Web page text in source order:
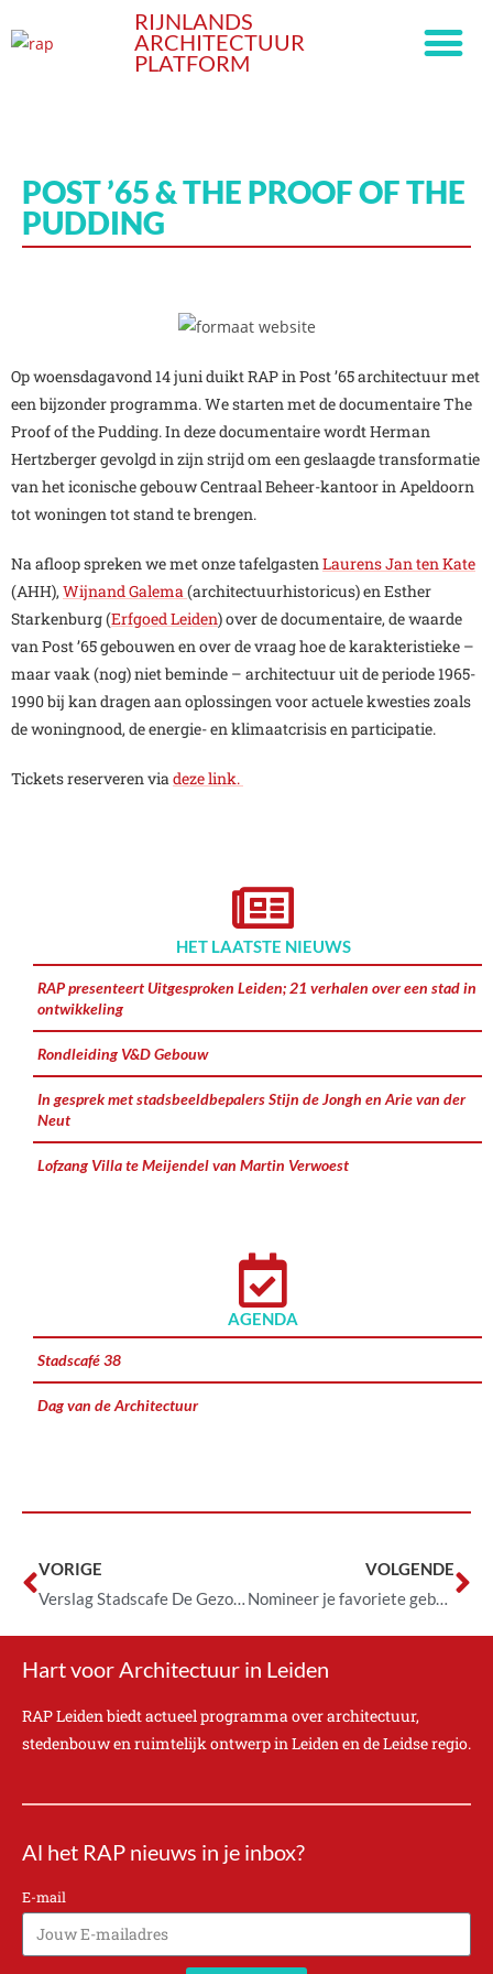
RIJNLANDS
ARCHITECTUUR
PLATFORM
POST ’65 & THE PROOF OF THE
PUDDING
Op woensdagavond 14 juni duikt RAP in Post ’65 architectuur met
een bijzonder programma. We starten met de documentaire The
Proof of the Pudding. In deze documentaire wordt Herman
Hertzberger gevolgd in zijn strijd om een geslaagde transformatie
van het iconische gebouw Centraal Beheer-kantoor in Apeldoorn
tot woningen tot stand te brengen.
Na afloop spreken we met onze tafelgasten Laurens Jan ten Kate
(AHH), Wijnand Galema (architectuurhistoricus) en Esther
Starkenburg (Erfgoed Leiden) over de documentaire, de waarde
van Post ’65 gebouwen en over de vraag hoe de karakteristieke –
maar vaak (nog) niet beminde – architectuur uit de periode 1965-
1990 bij kan dragen aan oplossingen voor actuele kwesties zoals
de woningnood, de energie- en klimaatcrisis en participatie.
Tickets reserveren via deze link.
HET LAATSTE NIEUWS
RAP presenteert Uitgesproken Leiden; 21 verhalen over een stad in
ontwikkeling
Rondleiding V&D Gebouw
In gesprek met stadsbeeldbepalers Stijn de Jongh en Arie van der
Neut
Lofzang Villa te Meijendel van Martin Verwoest
AGENDA
Stadscafé 38
Dag van de Architectuur
VORIGE
Verslag Stadscafe De Gezonde Stad
VOLGENDE
Nomineer je favoriete gebouw voor de Rijnlandse Architectuur Prijs
Hart voor Architectuur in Leiden
RAP Leiden biedt actueel programma over architectuur,
stedenbouw en ruimtelijk ontwerp in Leiden en de Leidse regio.
Al het RAP nieuws in je inbox?
E-mail